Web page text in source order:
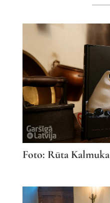
Foto: Rūta Kalmuka